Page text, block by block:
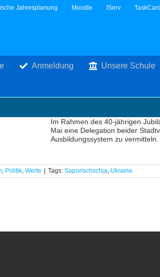
Jahresplanung Moodle IServ
Anmeldung Unsere Schule
Im Rahmen des 40-jährigen
Mai eine Delegation beider
Ausbildungssystem zu vermitteln.
, Politik, Werte Tags: Saporischschja, Ukraine